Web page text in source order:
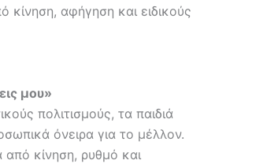
κίνηση, αφήγηση και ειδικούς
μου»
πολιτισμούς, τα παιδιά
όνειρα για το μέλλον.
κίνηση, ρυθμό και